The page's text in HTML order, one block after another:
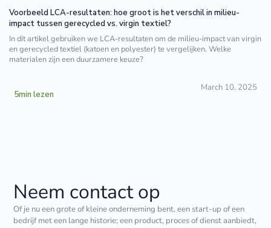
Voorbeeld LCA-resultaten: hoe groot is het verschil in milieu-
impact tussen gerecycled vs. virgin textiel?
In dit artikel gebruiken we LCA-resultaten om de milieu-impact van virgin
en gerecycled textiel (katoen en polyester) te vergelijken. Welke
materialen zijn een duurzamere keuze?
5min lezen
March 10, 2025
Neem contact op
Of je nu een grote of kleine onderneming bent, een start-up of een
bedrijf met een lange historie; een product, proces of dienst aanbiedt,